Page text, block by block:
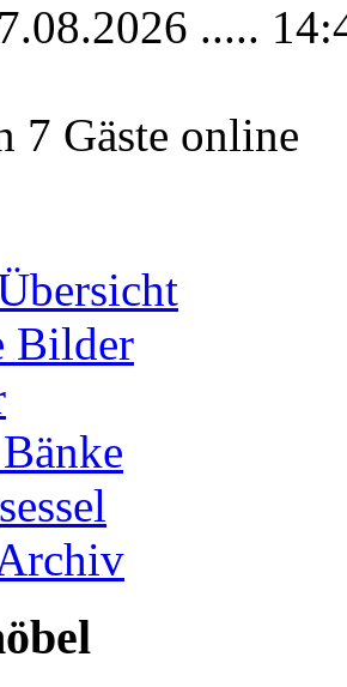
.....
7 Gäste online
Bilder